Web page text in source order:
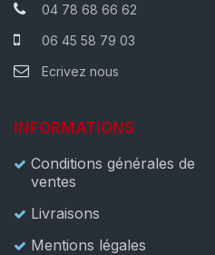
04 78 68 66 62
06 45 58 79 03
Ecrivez nous
INFORMATIONS
Conditions générales de
ventes
Livraisons
Mentions légales